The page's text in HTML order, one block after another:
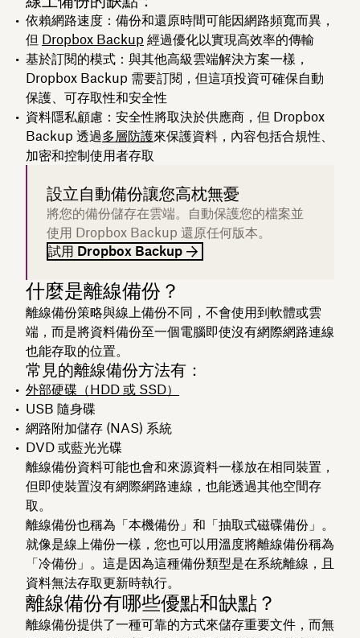
依賴網路速度 ：備份和還原時間可能因網路頻寬而異，
但 Dropbox Backup 經過優化以實現高效率的傳輸
基於訂閱的模式：與其他高級雲端解決方案一樣，
Dropbox Backup 需要訂閱，但這項投資可確保自動
保護、可存取性和安全性
資料隱私顧慮 ：安全性將取決於供應商，但 Dropbox
Backup 透過多層防護來保護資料，內容包括合規性、
加密和控制使用者存取
設立自動備份讓您高枕無憂
將您的備份儲存在雲端。自動保護您的檔案並
使用 Dropbox Backup 還原任何版本。
試用 Dropbox Backup
什麼是離線備份？
離線備份策略與線上備份不同，不會使用到軟體或雲
端，而是將資料備份至一個電腦即使沒有網際網路連線
也能存取的位置。
常見的離線備份方法有：
外部硬碟（HDD 或 SSD）
USB 隨身碟
網路附加儲存 (NAS) 系統
DVD 或藍光光碟
離線備份資料可能也會和來源資料一樣放在相同裝置，
但即使裝置沒有網際網路連線，也能透過其他空間存
取。
離線備份也稱為「本機備份」和「抽取式磁碟備份」。
就像是線上備份一樣，您也可以用溫度將離線備份稱為
「冷備份」。這是因為這種備份類型是在系統離線，且
資料無法存取更新時執行。
離線備份有哪些優點和缺點？
離線備份提供了一種可靠的方式來儲存重要文件，而無